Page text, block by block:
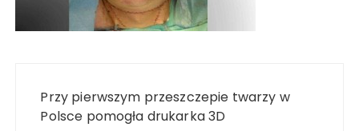
wpisu
Przy pierwszym przeszczepie twarzy w
Polsce pomogła drukarka 3D